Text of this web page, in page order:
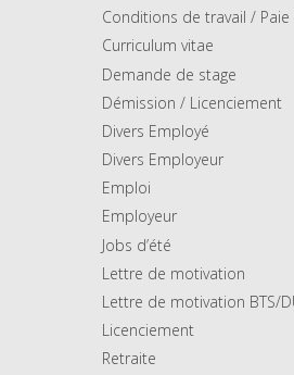
Conditions de travail / Paie
Curriculum vitae
Demande de stage
Démission / Licenciement
Divers Employé
Divers Employeur
Emploi
Employeur
Jobs d’été
Lettre de motivation
Lettre de motivation BTS/
Licenciement
Retraite